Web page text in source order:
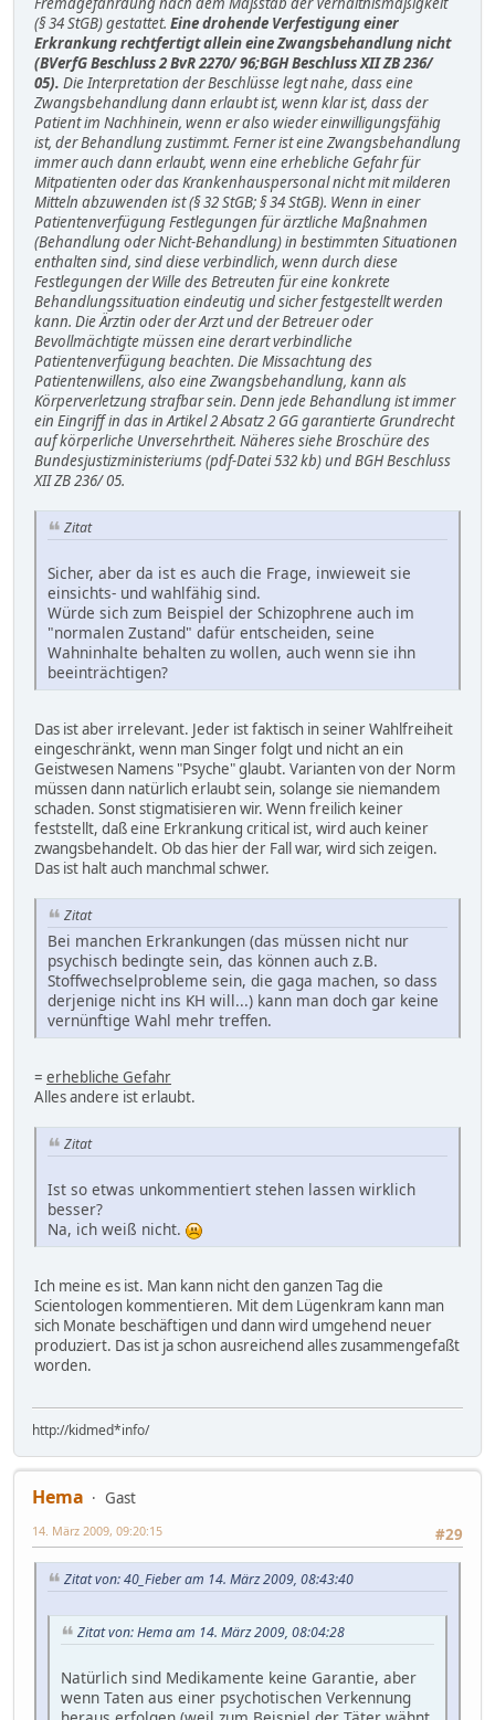
(§ 34 StGB) gestattet. Eine drohende Verfestigung einer
Erkrankung rechtfertigt allein eine Zwangsbehandlung nicht
(BVerfG Beschluss 2 BvR 2270/ 96;BGH Beschluss XII ZB 236/
05). Die Interpretation der Beschlüsse legt nahe, dass eine
Zwangsbehandlung dann erlaubt ist, wenn klar ist, dass der
Patient im Nachhinein, wenn er also wieder einwilligungsfähig
ist, der Behandlung zustimmt. Ferner ist eine Zwangsbehandlung
immer auch dann erlaubt, wenn eine erhebliche Gefahr für
Mitpatienten oder das Krankenhauspersonal nicht mit milderen
Mitteln abzuwenden ist (§ 32 StGB; § 34 StGB). Wenn in einer
Patientenverfügung Festlegungen für ärztliche Maßnahmen
(Behandlung oder Nicht-Behandlung) in bestimmten Situationen
enthalten sind, sind diese verbindlich, wenn durch diese
Festlegungen der Wille des Betreuten für eine konkrete
Behandlungssituation eindeutig und sicher festgestellt werden
kann. Die Ärztin oder der Arzt und der Betreuer oder
Bevollmächtigte müssen eine derart verbindliche
Patientenverfügung beachten. Die Missachtung des
Patientenwillens, also eine Zwangsbehandlung, kann als
Körperverletzung strafbar sein. Denn jede Behandlung ist immer
ein Eingriff in das in Artikel 2 Absatz 2 GG garantierte Grundrecht
auf körperliche Unversehrtheit. Näheres siehe Broschüre des
Bundesjustizministeriums (pdf-Datei 532 kb) und BGH Beschluss
XII ZB 236/ 05.
Zitat
Sicher, aber da ist es auch die Frage, inwieweit sie
einsichts- und wahlfähig sind.
Würde sich zum Beispiel der Schizophrene auch im
"normalen Zustand" dafür entscheiden, seine
Wahninhalte behalten zu wollen, auch wenn sie ihn
beeinträchtigen?
Das ist aber irrelevant. Jeder ist faktisch in seiner Wahlfreiheit
eingeschränkt, wenn man Singer folgt und nicht an ein
Geistwesen Namens "Psyche" glaubt. Varianten von der Norm
müssen dann natürlich erlaubt sein, solange sie niemandem
schaden. Sonst stigmatisieren wir. Wenn freilich keiner
feststellt, daß eine Erkrankung critical ist, wird auch keiner
zwangsbehandelt. Ob das hier der Fall war, wird sich zeigen.
Das ist halt auch manchmal schwer.
Zitat
Bei manchen Erkrankungen (das müssen nicht nur
psychisch bedingte sein, das können auch z.B.
Stoffwechselprobleme sein, die gaga machen, so dass
derjenige nicht ins KH will...) kann man doch gar keine
vernünftige Wahl mehr treffen.
= erhebliche Gefahr
Alles andere ist erlaubt.
Zitat
Ist so etwas unkommentiert stehen lassen wirklich
besser?
Na, ich weiß nicht.
Ich meine es ist. Man kann nicht den ganzen Tag die
Scientologen kommentieren. Mit dem Lügenkram kann man
sich Monate beschäftigen und dann wird umgehend neuer
produziert. Das ist ja schon ausreichend alles zusammengefaßt
worden.
http://kidmed*info/
Hema
Gast
#29
14. März 2009, 09:20:15
Zitat von: 40_Fieber am 14. März 2009, 08:43:40
Zitat von: Hema am 14. März 2009, 08:04:28
Natürlich sind Medikamente keine Garantie, aber
wenn Taten aus einer psychotischen Verkennung